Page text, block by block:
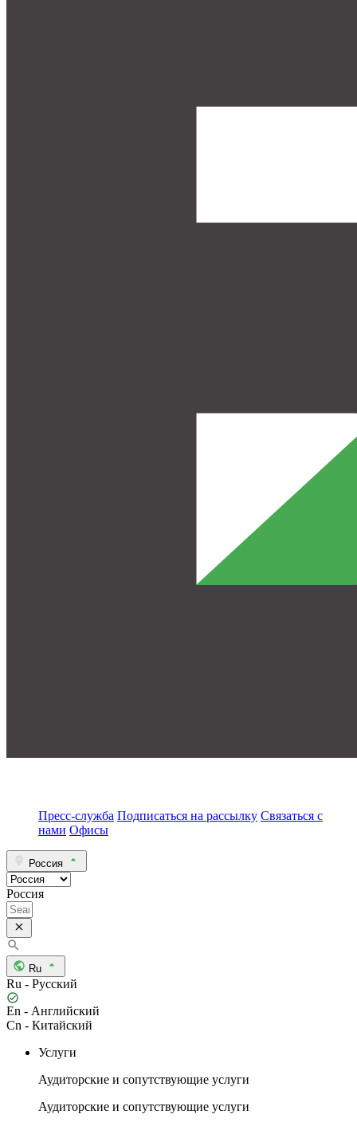
Пресс-служба Подписаться на рассылку Связаться с
нами Офисы
Россия
Россия
Ru
Ru - Русский
En - Английский
Cn - Китайский
Услуги
Аудиторские и сопутствующие услуги
Аудиторские и сопутствующие услуги